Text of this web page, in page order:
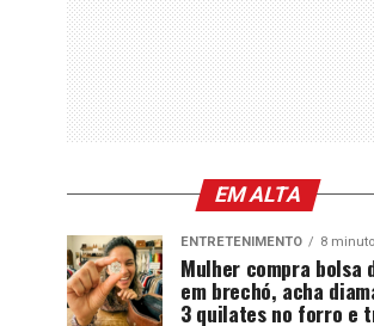
EM ALTA
ENTRETENIMENTO 8
Mulher compra bolsa
em brechó, acha
3 quilates no forro e